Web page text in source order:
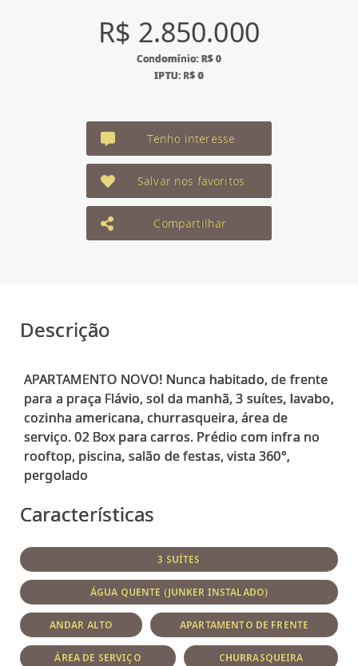
R$ 2.850.000
Condomínio: R$ 0
IPTU: R$ 0
Tenho interesse
Salvar nos favoritos
Compartilhar
Descrição
APARTAMENTO NOVO! Nunca habitado, de frente
para a praça Flávio, sol da manhã, 3 suítes, lavabo,
cozinha americana, churrasqueira, área de
serviço. 02 Box para carros. Prédio com infra no
rooftop, piscina, salão de festas, vista 360°,
Características
3 SUÍTES
ÁGUA QUENTE (JUNKER INSTALADO)
ANDAR ALTO APARTAMENTO DE FRENTE
ÁREA DE SERVIÇO CHURRASQUEIRA